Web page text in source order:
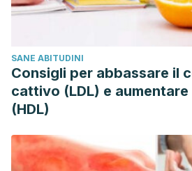
SANE ABITUDINI
Consigli per abbassare il
cattivo (LDL) e
(HDL)